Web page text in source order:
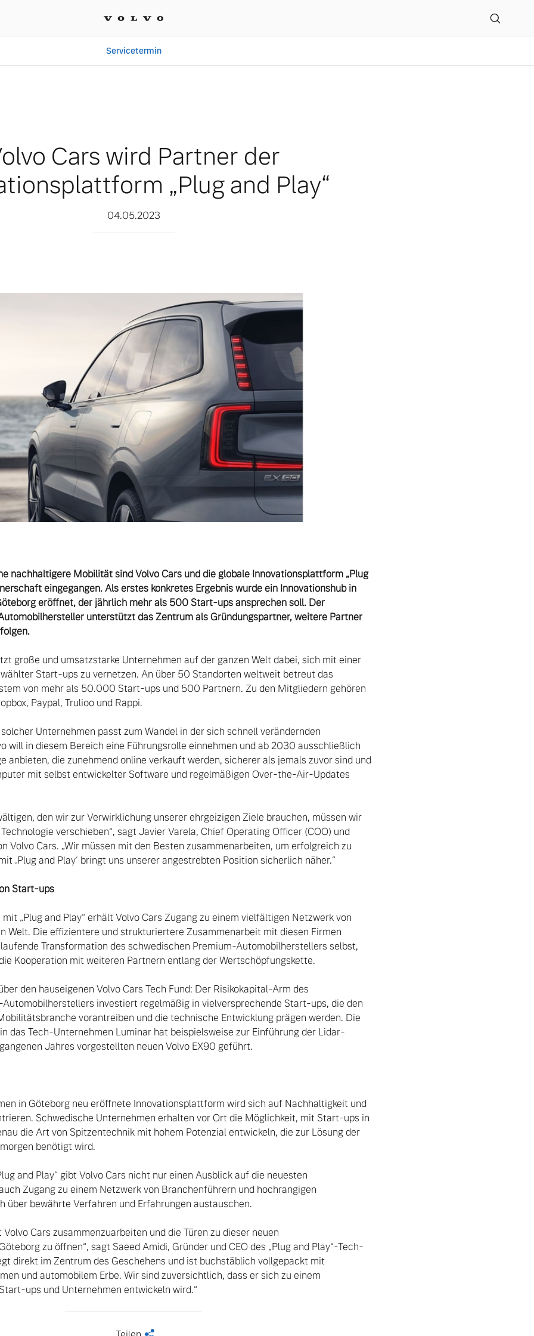
Servicetermin
Cars wird Partner der
„Plug and Play“
04.05.2023
nachhaltigere Mobilität sind Volvo Cars und die globale Innovationsplattform „Plug
eingegangen. Als erstes konkretes Ergebnis wurde ein Innovationshub in
eröffnet, der jährlich mehr als 500 Start-ups ansprechen soll. Der
unterstützt das Zentrum als Gründungspartner, weitere Partner
große und umsatzstarke Unternehmen auf der ganzen Welt dabei, sich mit einer
Start-ups zu vernetzen. An über 50 Standorten weltweit betreut das
von mehr als 50.000 Start-ups und 500 Partnern. Zu den Mitgliedern gehören
Paypal, Trulioo und Rappi.
will in diesem Bereich eine Führungsrolle einnehmen und ab 2030 ausschließlich
anbieten, die zunehmend online verkauft werden, sicherer als jemals zuvor sind und
mit selbst entwickelter Software und regelmäßigen Over-the-Air-Updates
verschieben“, sagt Javier Varela, Chief Operating Officer (COO) und
Volvo Cars. „Wir müssen mit den Besten zusammenarbeiten, um erfolgreich zu
‚Plug and Play‘ bringt uns unserer angestrebten Position sicherlich näher.“
Start-ups
„Plug and Play“ erhält Volvo Cars Zugang zu einem vielfältigen Netzwerk von
Welt. Die effizientere und strukturiertere Zusammenarbeit mit diesen Firmen
Transformation des schwedischen Premium-Automobilherstellers selbst,
Kooperation mit weiteren Partnern entlang der Wertschöpfungskette.
investiert regelmäßig in vielversprechende Start-ups, die den
vorantreiben und die technische Entwicklung prägen werden. Die
das Tech-Unternehmen Luminar hat beispielsweise zur Einführung der Lidar-
Jahres vorgestellten neuen Volvo EX90 geführt.
in Göteborg neu eröffnete Innovationsplattform wird sich auf Nachhaltigkeit und
Schwedische Unternehmen erhalten vor Ort die Möglichkeit, mit Start-ups in
die Art von Spitzentechnik mit hohem Potenzial entwickeln, die zur Lösung der
benötigt wird.
and Play“ gibt Volvo Cars nicht nur einen Ausblick auf die neuesten
Zugang zu einem Netzwerk von Branchenführern und hochrangigen
über bewährte Verfahren und Erfahrungen austauschen.
Volvo Cars zusammenzuarbeiten und die Türen zu dieser neuen
zu öffnen“, sagt Saeed Amidi, Gründer und CEO des „Plug and Play“-Tech-
direkt im Zentrum des Geschehens und ist buchstäblich vollgepackt mit
und automobilem Erbe. Wir sind zuversichtlich, dass er sich zu einem
ups und Unternehmen entwickeln wird.“